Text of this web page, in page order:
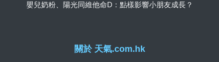
關於 天氣.com.hk
嬰兒奶粉、陽光同維他命D：點樣影響小朋友成長？